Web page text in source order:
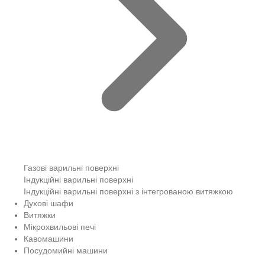
Газові варильні поверхні
Індукційні варильні поверхні
Індукційні варильні поверхні з інтегрованою витяжкою
Духові шафи
Витяжки
Мікрохвильові печі
Кавомашини
Посудомийні машини